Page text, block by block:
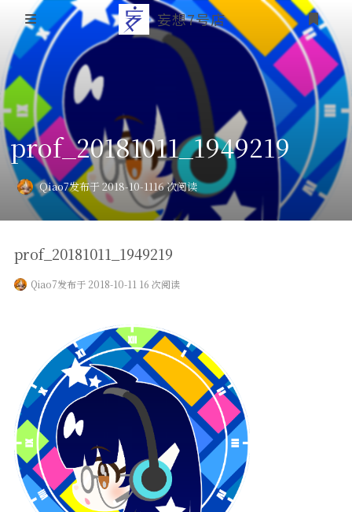
首页
文章归档
友情链接
关于本站
个人介绍
本站历史概要
妄想7号店
登录
prof_20181011_1949219
Qiao7发布于 2018-10-1116 次阅读
prof_20181011_1949219
Qiao7发布于 2018-10-11 16 次阅读